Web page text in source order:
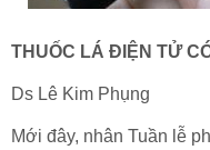
THUỐC LÁ ĐIỆN TỬ
Ds Lê Kim Phụng
Mới đây, nhân Tuần lễ